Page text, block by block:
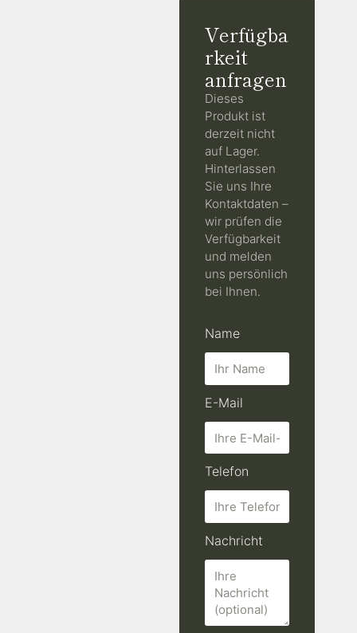
Verfügba
rkeit
anfragen
Dieses
Produkt ist
derzeit nicht
auf Lager.
Hinterlassen
Sie uns Ihre
Kontaktdaten –
wir prüfen die
Verfügbarkeit
und melden
uns persönlich
bei Ihnen.
Name
E-Mail
Telefon
Nachricht